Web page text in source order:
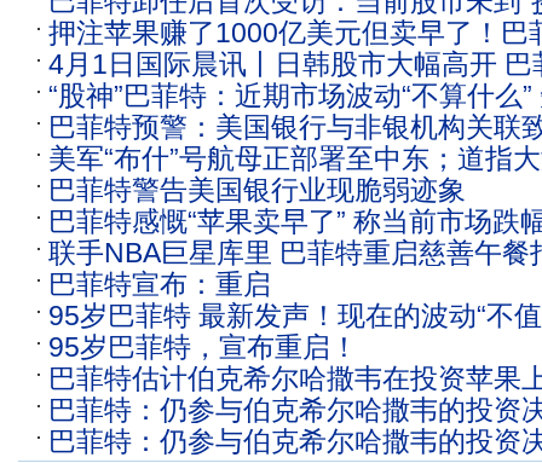
押注苹果赚了1000亿美元但卖早了！巴
股不便宜 将重启慈善午餐
4月1日国际晨讯丨日韩股市大幅高开 巴
重启“慈善午餐”拍卖
“股神”巴菲特：近期市场波动“不算什么
手
巴菲特预警：美国银行与非银机构关联
弱性上升
美军“布什”号航母正部署至中东；道指
油下挫、金银齐涨；巴菲特重启慈善午
巴菲特警告美国银行业现脆弱迹象
巴菲特感慨“苹果卖早了” 称当前市场跌
动
联手NBA巨星库里 巴菲特重启慈善午餐
巴菲特宣布：重启
95岁巴菲特 最新发声！现在的波动“不
卖早了！携手库里重启“慈善午餐”
95岁巴菲特，宣布重启！
巴菲特估计伯克希尔哈撒韦在投资苹果
1,000亿美元
巴菲特：仍参与伯克希尔哈撒韦的投资
一笔“小额买入”
巴菲特：仍参与伯克希尔哈撒韦的投资